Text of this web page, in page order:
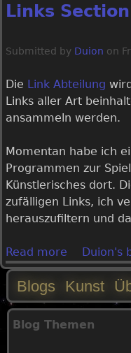
Links
Submitted by Duion on
Die Link Abteilung
Links aller Art
ansammeln werden.
Momentan habe ich
Programmen zur
Künstlerisches dort.
zufälligen Links, ich
herauszufiltern und
Read more
b
o
u
Duion's
M
Blogs Kunst
Blog Themen